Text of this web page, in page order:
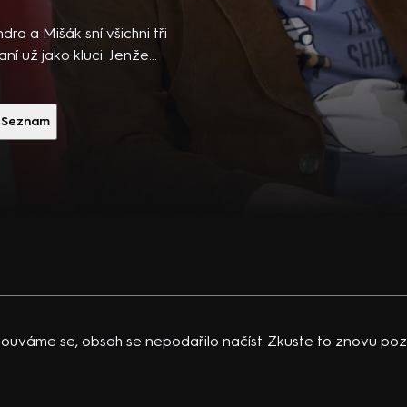
a Mišák sní všichni tři
už jako kluci. Jenže
J. Šťastný, J. Hána, L.
a další. Režie V. Balko
Seznam
se, obsah se nepodařilo načíst. Zkuste to znovu
K.